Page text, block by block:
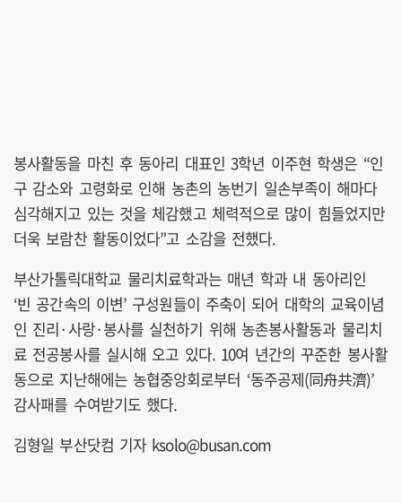
봉사활동을 마친 후 동아리 대표인 3학년 이주현 학생은 “인
구 감소와 고령화로 인해 농촌의 농번기 일손부족이 해마다
심각해지고 있는 것을 체감했고 체력적으로 많이 힘들었지만
더욱 보람찬 활동이었다”고 소감을 전했다.
부산가톨릭대학교 물리치료학과는 매년 학과 내 동아리인
‘빈 공간속의 이변’ 구성원들이 주축이 되어 대학의 교육이념
인 진리·사랑·봉사를 실천하기 위해 농촌봉사활동과 물리치
료 전공봉사를 실시해 오고 있다. 10여 년간의 꾸준한 봉사활
동으로 지난해에는 농협중앙회로부터 ‘동주공제(同舟共濟)’
감사패를 수여받기도 했다.
김형일 부산닷컴 기자 ksolo@busan.com